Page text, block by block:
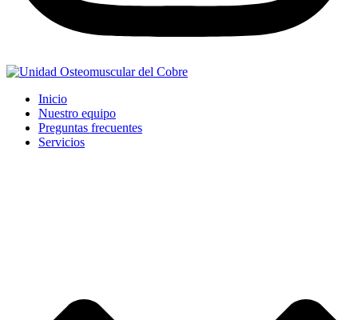
Inicio
Nuestro equipo
Preguntas frecuentes
Servicios